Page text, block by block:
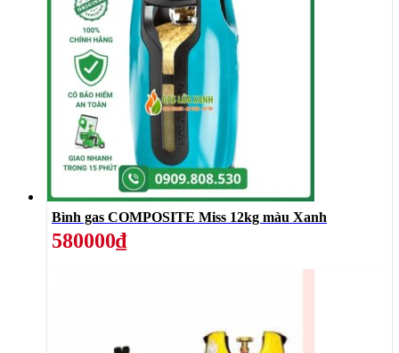
Bình gas COMPOSITE Miss 12kg màu Xanh
580000₫